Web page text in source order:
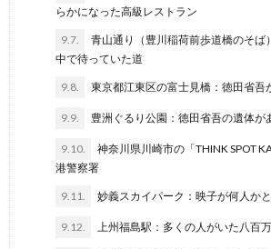
らかになった高級レストラン
9.7.
青山通り（豊川稲荷前歩道橋のそば
中で待っていた道
9.8. 東京都江東区の富士見橋：徳田省吾
9.9. 豊洲ぐるり公園：徳田省吾の遺体が
9.10.
神奈川県川崎市の「THINK SPOT
港警察署
9.11. 妙義スカイパーク：映子が何人か
9.12. 上州福島駅：多くの人がいた八百